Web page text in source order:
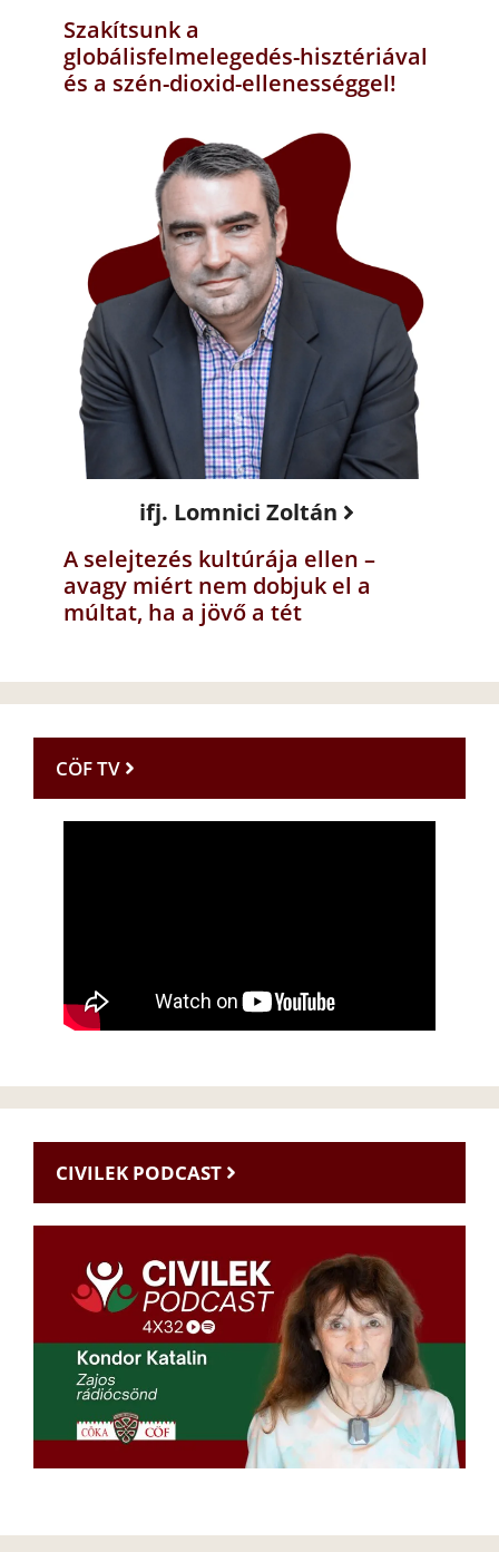
Szakítsunk a
globálisfelmelegedés-hisztériával
és a szén-dioxid-ellenességgel!
ifj. Lomnici Zoltán
A selejtezés kultúrája ellen –
avagy miért nem dobjuk el a
múltat, ha a jövő a tét
CÖF TV
CIVILEK PODCAST